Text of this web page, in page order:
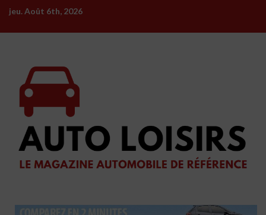
Skip
content
jeu. Août 6th, 2026